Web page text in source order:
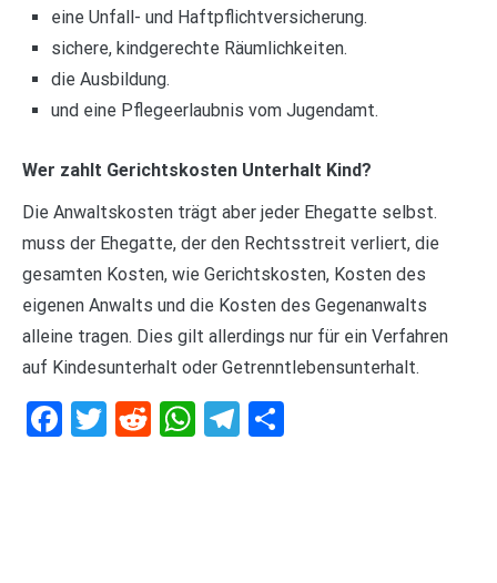
eine Unfall- und Haftpflichtversicherung.
sichere, kindgerechte Räumlichkeiten.
die Ausbildung.
und eine Pflegeerlaubnis vom Jugendamt.
Wer zahlt Gerichtskosten Unterhalt Kind?
Die Anwaltskosten trägt aber jeder Ehegatte selbst.
muss der Ehegatte, der den Rechtsstreit verliert, die
gesamten Kosten, wie Gerichtskosten, Kosten des
eigenen Anwalts und die Kosten des Gegenanwalts
alleine tragen. Dies gilt allerdings nur für ein Verfahren
auf Kindesunterhalt oder Getrenntlebensunterhalt.
Facebook
Twitter
RedditWhatsApp
Telegram